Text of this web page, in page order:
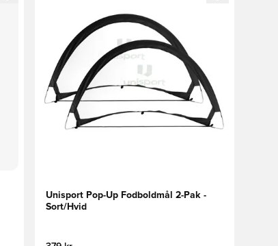
Unisport Pop-Up Fodboldmål 2-Pak -
Sort/Hvid